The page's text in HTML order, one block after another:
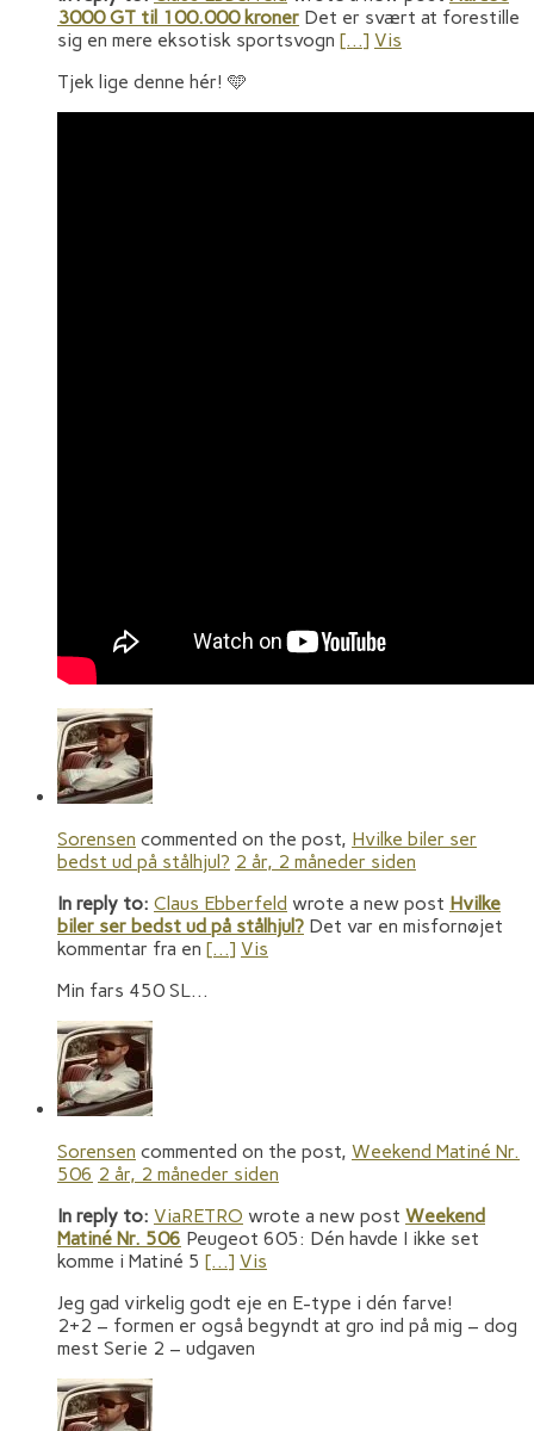
3000 GT til 100.000 kroner Det er svært at forestille
sig en mere eksotisk sportsvogn […] Vis
Tjek lige denne hér! 🩵
Sorensen commented on the post, Hvilke biler ser
bedst ud på stålhjul? 2 år, 2 måneder siden
In reply to: Claus Ebberfeld wrote a new post Hvilke
biler ser bedst ud på stålhjul? Det var en misfornøjet
kommentar fra en […] Vis
Min fars 450 SL…
Sorensen commented on the post, Weekend Matiné Nr.
506 2 år, 2 måneder siden
In reply to: ViaRETRO wrote a new post Weekend
Matiné Nr. 506 Peugeot 605: Dén havde I ikke set
komme i Matiné 5 […] Vis
Jeg gad virkelig godt eje en E-type i dén farve!
2+2 – formen er også begyndt at gro ind på mig – dog
mest Serie 2 – udgaven